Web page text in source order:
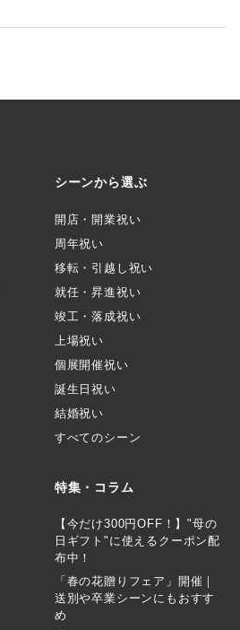
シーンから選ぶ
開店・開業祝い
周年祝い
移転・引越し祝い
就任・昇進祝い
竣工・落成祝い
上場祝い
個展開催祝い
誕生日祝い
結婚祝い
すべてのシーン
特集・コラム
【今だけ300円OFF！】"母の
日ギフト"に使えるクーポン配
布中！
「春の花贈りフェア」開催｜
送別や卒業シーンにもおすす
め